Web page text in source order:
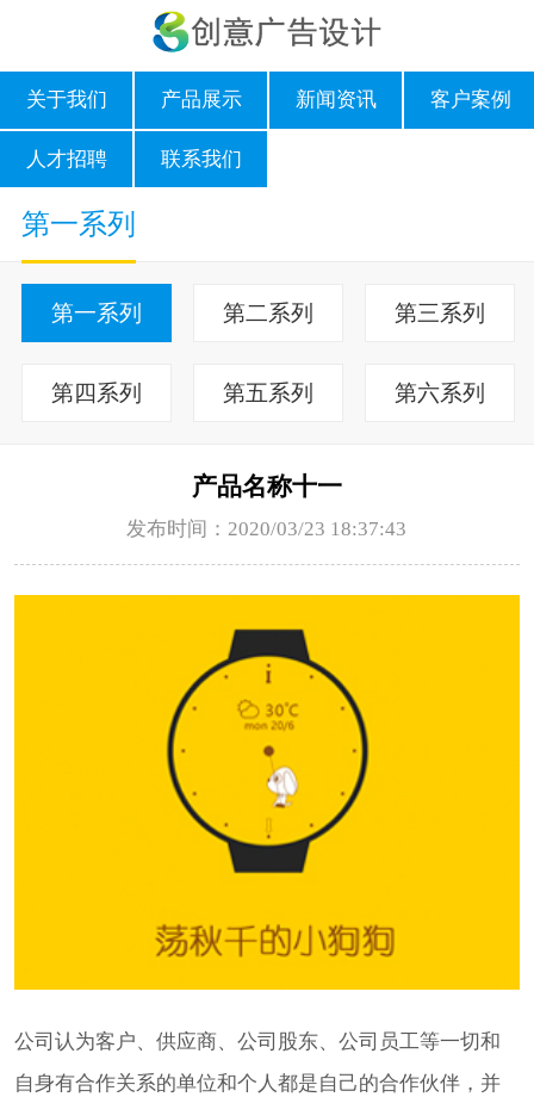
关于我们 产品展示 新闻资讯 客户案例
人才招聘 联系我们
第一系列
第一系列 第二系列 第三系列
第四系列 第五系列 第六系列
产品名称十一
发布时间：2020/03/23 18:37:43
公司认为客户、供应商、公司股东、公司员工等一切和
自身有合作关系的单位和个人都是自己的合作伙伴，并